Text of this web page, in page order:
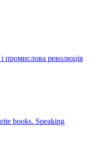
і промислова революція
books. Speaking